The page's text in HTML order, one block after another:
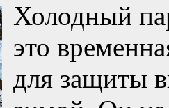
Холодный
это
для защиты